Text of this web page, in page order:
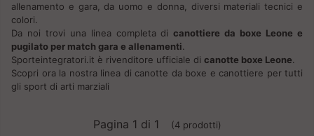
allenamento e gara, da uomo e donna, diversi materiali tecnici e
colori.
Da noi trovi una linea completa dicanottiere da boxe Leone e
pugilato per match gara e allenamenti.
Sporteintegratori.it è rivenditore ufficiale di canotte boxe Leone.
Scopri ora la nostra linea di canotte da boxe e canottiere per tutti
gli sport di arti marziali
Pagina 1 di 1 (4 prodotti)